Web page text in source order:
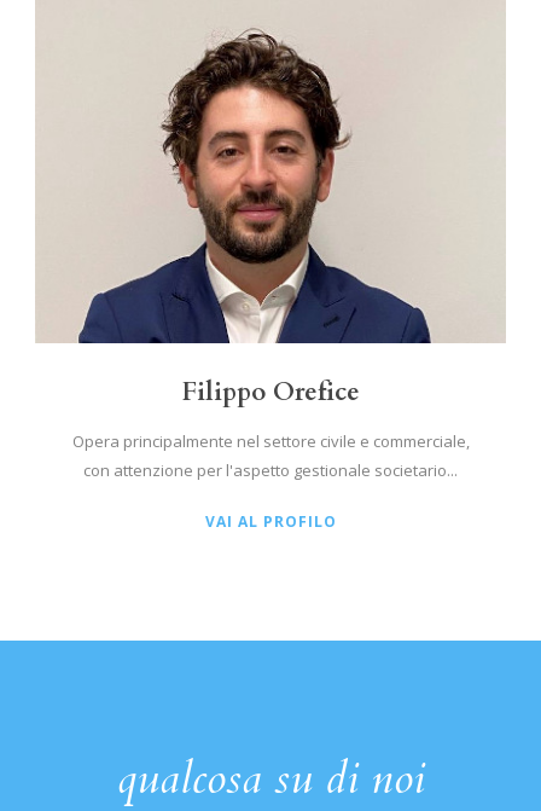
Filippo Orefice
Opera principalmente nel settore civile e commerciale,
con attenzione per l'aspetto gestionale societario...
VAI AL PROFILO
qualcosa su di noi